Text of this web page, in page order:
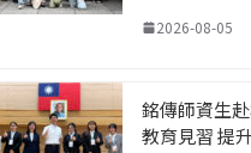
2026-08-05
銘傳師資生
教育見習 提